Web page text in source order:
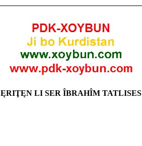
ĘRIŢĘN LI SER ÎBRAHÎM TATLISES